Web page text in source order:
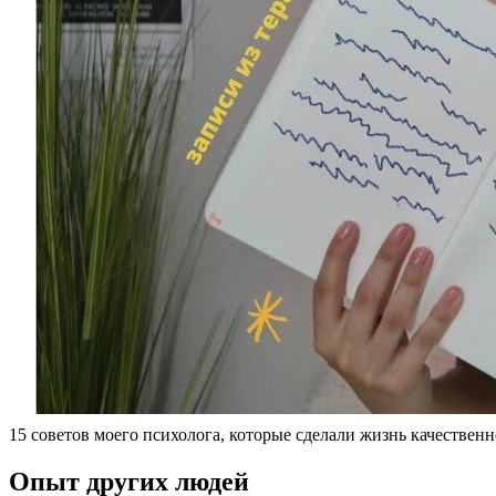
15 советов моего психолога, которые сделали жизнь
Опыт других людей